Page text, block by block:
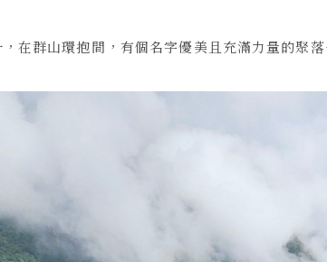
在群山環抱間，有個名字優美且充滿力量的